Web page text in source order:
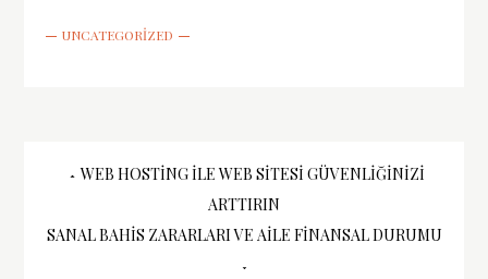
UNCATEGORIZED
Yazı
gezinmesi
WEB HOSTING ILE WEB SITESI GÜVENLIĞINIZI
ARTTIRIN
SANAL BAHIS ZARARLARI VE AILE FINANSAL DURUMU